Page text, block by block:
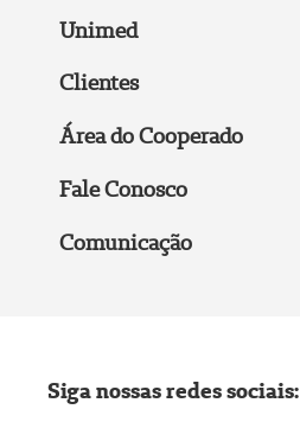
Unimed
Clientes
Área do Cooperado
Fale Conosco
Comunicação
Siga nossas redes sociais: